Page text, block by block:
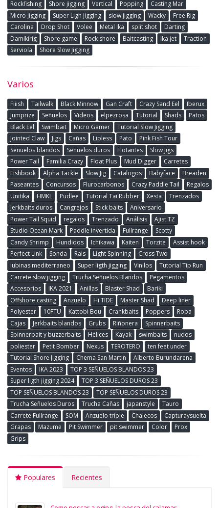
Rockfishing
Shore jigging Vertical Popping
Casting Mar
Micro jigging
Super Ligh Jigging slow jigging Wacky
Free Rig
Carolina
Drop Shot Volee Metal Ika split shot
Darting
Damikirig
Shore game Rock shore Baitcasting Ika jet
Traction
Serviola
Shore Slow Jigging
Varios
Fiiish Tailwalk Black Minnow Gan Craft Crazy Sand Eel
Iberux
Jumprize
Señuelos Videos elpezrosa Tutorial Shads
Patos
Black Eel
Swimbait Micro Gamer
Tutorial Slow Jigging
Jointed Claw
Jigs Cañas Lipless Pato
Pink Fish Tour
Señuelos blandos
Señuelos duros Flotantes
Slow Jigs
Power Tail
Familia Crazy Float Plus Mud Digger
Carretes
Fishbook
Alpha Tackle Slow Jig Catalogos Babyface
Breaden
Paseantes
Concursos Flurocarbonos Crazy Paddle Tail
Regalos
Unitika
HMKL Pudlee Tutorial Tai Rubber Xesta
Trenzados
Jerkbaits duros
Cangrejos Stick baits
Aniversario
Power Tail Squid
regalos Trenzado Análisis
Ajist TZ
Studio Ocean Mark
Paddle invertida Fullrange
Scotty
Candy Shrimp
Hundidos Ichikawa Kaiten Torzite
Assist hook
Perfect Link
Sonda Rais Light Spinning
Cross Two
lubinas mediterraneo
Super ligth jigging Vinilos
Tutorial Tip Run
Carrete slow jigging
Trucha Señuelos Blandos
Pegamentos
Accesorios
IKA 2021 Anillas Blaster Shad
Bariki
Offshore casting
Anzuelo Hi TIDE Master Shad
Deep liner
Polyester
10FTU Kattobi Bou Crankbaits Poppers
Ropa
Cajas
Jerkbaits blandos Grubs Riñonera
Spinnerbaits
Spinnerbait y buzzerbaits
Hèlices Kayak swimbaits
nudos
poliester
Petit Bomber Nexus TEROTERO
ten feet under
Tutorial Shore Jigging
Chema San Martin
Alberto Burundarena
Eventos
IKA 2023
TOP 3 SEÑUELOS BLANDOS 23
Super ligth jigging 2024
TOP 3 SEÑUELOS DUROS 23
TOP SEÑUELOS BLANDOS 23
TOP SEÑUELOS DUROS 23
Trucha Señuelos Duros
Trucha Cañas japanstyle
Tauro
Carrete Fullrange
SOM Anzuelo triple Chalecos
Capturaysuelta
Grapas
Mazume Pit Swimmer pit swimmer Color
Prox
Grips
Populares Recientes